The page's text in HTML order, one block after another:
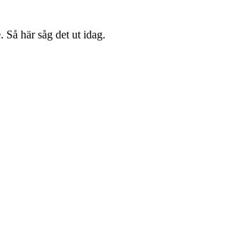
här såg det ut idag.